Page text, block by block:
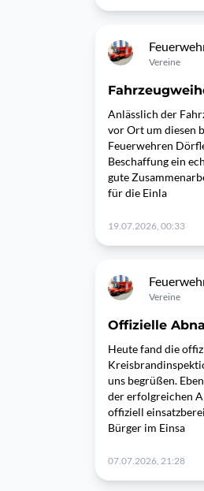
Vereine
Anlässlich der
vor Ort um diesen
Feuerwehren
Beschaffung ein
gute
für die Einla
19.07.2026, 00:33
Vereine
Offizielle
Heute fand die
uns begrüßen.
der erfolgreichen
offiziell
Bürger im Einsa
07.07.2026, 21:28